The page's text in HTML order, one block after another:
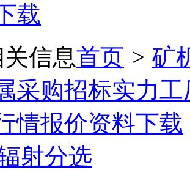
载
信息首页 > 矿
采购招标实力工
情报价资料下载
射分选